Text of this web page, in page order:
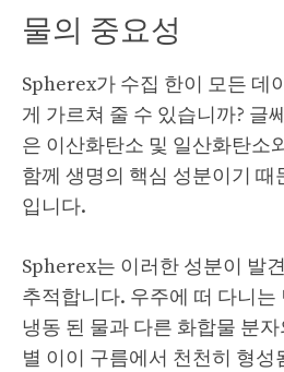
물의 중요성
Spherex가 수집 한이 모든 데
게 가르쳐 줄 수 있습니까? 글
은 이산화탄소 및 일산화탄소
함께 생명의 핵심 성분이기 때
입니다.
Spherex는 이러한 성분이 발
추적합니다. 우주에 떠 다니는
냉동 된 물과 다른 화합물 분
별 이이 구름에서 천천히 형성